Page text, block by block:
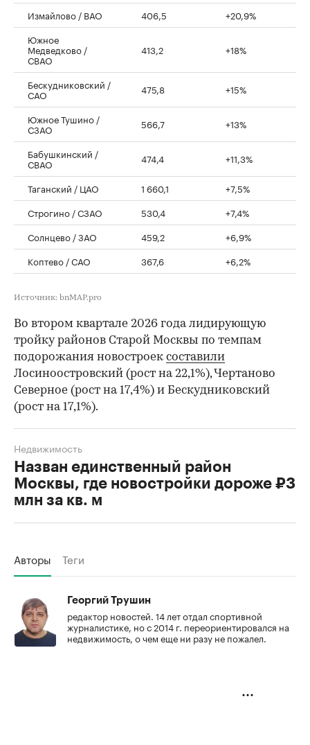
Измайлово / ВАО 406,5
+20,9%
Южное
Медведково /
СВАО
413,2 +18%
Бескудниковский /
САО 475,8 +15%
Южное Тушино /
СЗАО 566,7 +13%
Бабушкинский /
СВАО 474,4 +11,3%
Таганский / ЦАО 1 660,1
+7,5%
Строгино / СЗАО
530,4
+7,4%
Солнцево / ЗАО
459,2
+6,9%
Коптево / САО
367,6 +6,2%
Источник: bnMAP.pro
Во втором квартале 2026 года лидирующую
тройку районов Старой Москвы по темпам
подорожания новостроек составили
Лосиноостровский (рост на 22,1%), Чертаново
Северное (рост на 17,4%) и Бескудниковский
(рост на 17,1%).
Назван единственный район
Москвы, где новостройки дороже ₽3
млн за кв. м
Недвижимость
Авторы Теги
Георгий Трушин
редактор новостей. 14 лет отдал спортивной
журналистике, но с 2014 г. переориентировался на
недвижимость, о чем еще ни разу не пожалел.